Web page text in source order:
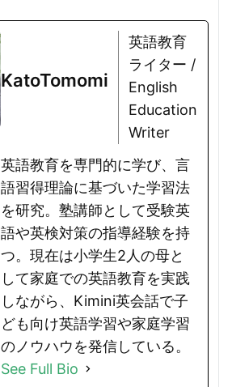
KatoTomomi
英語教育
ライター /
English
Education
Writer
英語教育を専門的に学び、言
語習得理論に基づいた学習法
を研究。塾講師として受験英
語や英検対策の指導経験を持
つ。現在は小学生2人の母と
して家庭での英語教育を実践
しながら、Kimini英会話で子
ども向け英語学習や家庭学習
のノウハウを発信している。
See Full Bio